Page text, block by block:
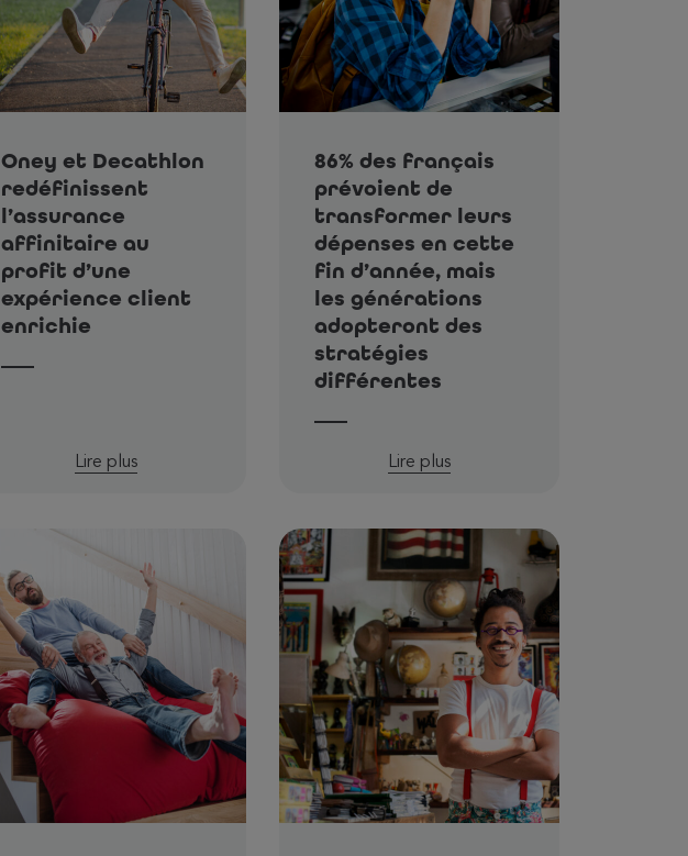
Oney et Decathlon
redéfinissent
l’assurance
affinitaire au
profit d’une
expérience client
enrichie
Lire plus
86% des français
prévoient de
transformer leurs
dépenses en cette
fin d’année, mais
les générations
adopteront des
stratégies
différentes
Lire plus